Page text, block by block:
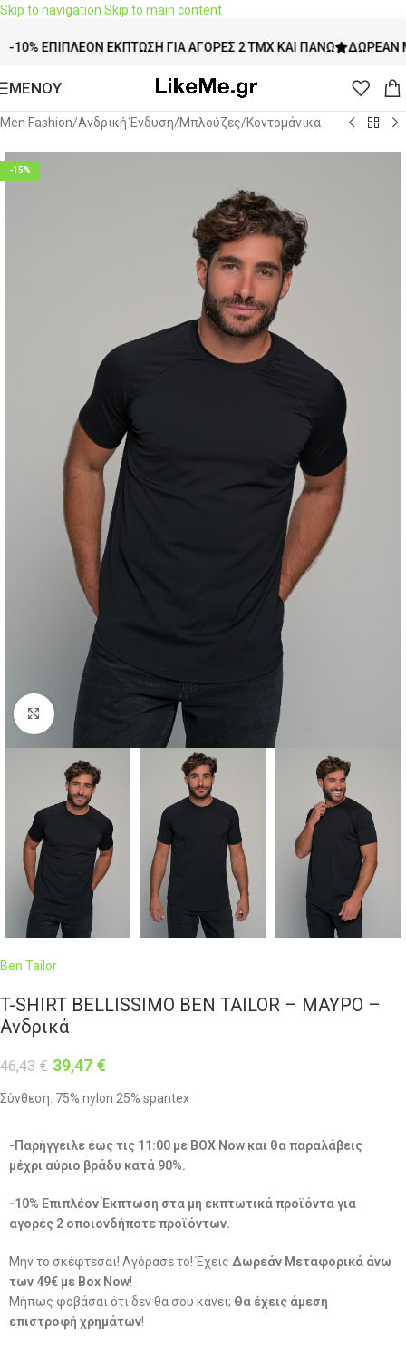
Skip to navigation Skip to main content
ΈΚΠΤΩΣΗ ΓΙΑ ΑΓΟΡΈΣ 2 ΤΜΧ ΚΑΙ ΠΆΝΩ ΔΩΡΕΆΝ
ΜΕΝΟΥ
Men Fashion/Ανδρική Ένδυση/Μπλούζες/Κοντομάνικα
-15%
Click to enlarge
Ben Tailor
T-SHIRT BELLISSIMO BEN TAILOR – ΜΑΥΡΟ –
Ανδρικά
46,43€ 39,47 €
Σύνθεση: 75% nylon 25% spantex
-Παρήγγειλε έως τις 11:00 με BOX Now και θα παραλάβεις
μέχρι αύριο βράδυ κατά 90%.
-10% Επιπλέον Έκπτωση στα μη εκπτωτικά προϊόντα για
αγορές 2 οποιονδήποτε προϊόντων.
Μην το σκέφτεσαι! Αγόρασε το! Έχεις Δωρεάν Μεταφορικά άνω
των 49€ με Box Now!
Μήπως φοβάσαι ότι δεν θα σου κάνει; Θα έχεις άμεση
επιστροφή χρημάτων!